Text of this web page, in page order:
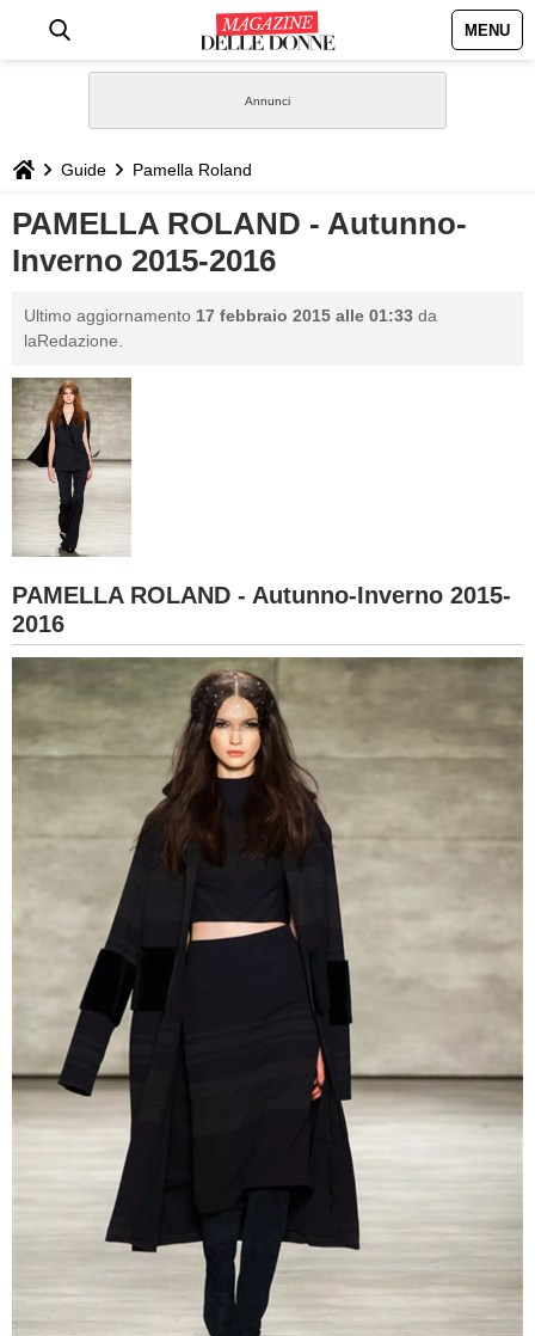
MENU
STILE
BIOGRAFIE
DEFINIZIONI
GASTRONOMIA
CAPELLI
SESSO
DIETA
GUIDE
FORUM
Guide Pamella Roland
PAMELLA ROLAND - Autunno-
Inverno 2015-2016
Ultimo aggiornamento 17 febbraio 2015 alle 01:33 da
laRedazione.
PAMELLA ROLAND - Autunno-Inverno 2015-
2016